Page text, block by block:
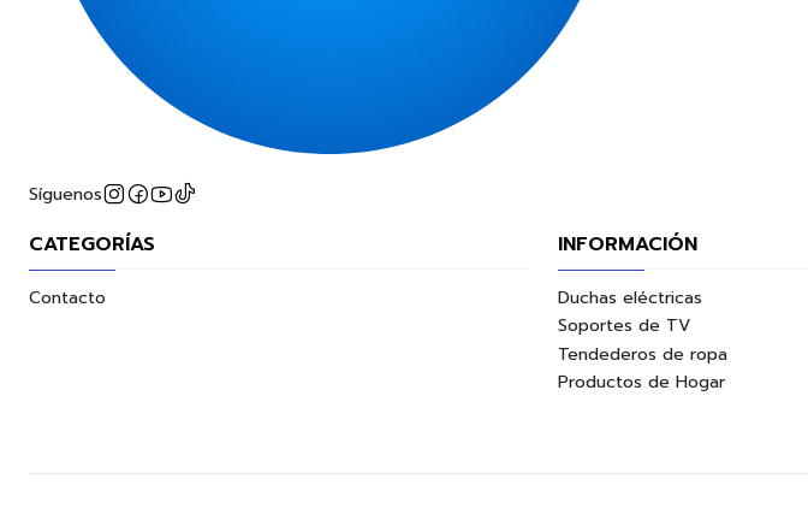
Síguenos
CATEGORÍAS
Contacto
INFORMACIÓN
Duchas eléctricas
Soportes de TV
Tendederos de ropa
Productos de Hogar